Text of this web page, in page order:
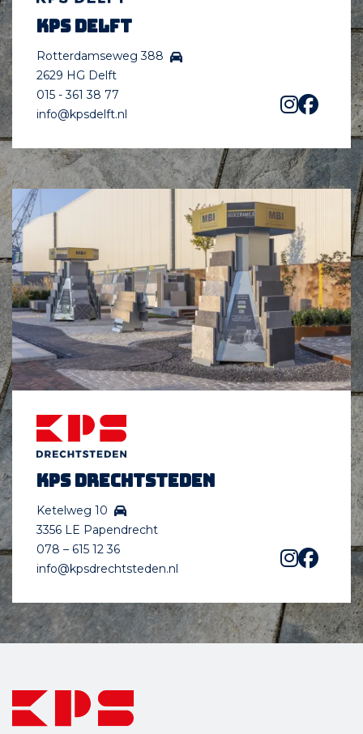
KPS Delft
Rotterdamseweg 388
2629 HG Delft
015 - 361 38 77
info@kpsdelft.nl
KPS Drechtsteden
Ketelweg 10
3356 LE Papendrecht
078 – 615 12 36
info@kpsdrechtsteden.nl